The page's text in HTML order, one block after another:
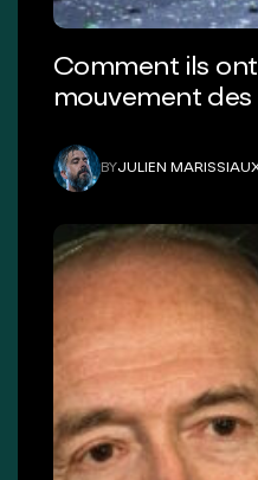
Comment ils
mouvement
BYJULIEN